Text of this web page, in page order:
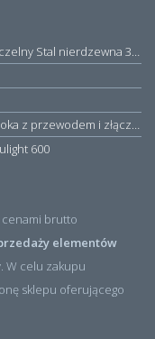
RS PRO Nakrętka zabezpieczająca Aeroszczelny Stal nierdzewna 316 Zwykłe
CE3M8P W0952029394 Czujnik położenia tłoka z przewodem i złączem M8, PNP NO, 10...30VDC, 100mA, METALWORK, METAL WORK jak MZT1-0
600
brutto
elementów
W celu zakupu
sklepu oferującego